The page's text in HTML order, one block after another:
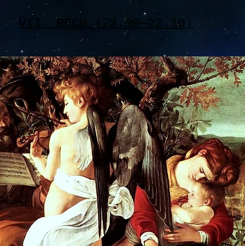
VII. ВЕСЫ (23.09—22.10)